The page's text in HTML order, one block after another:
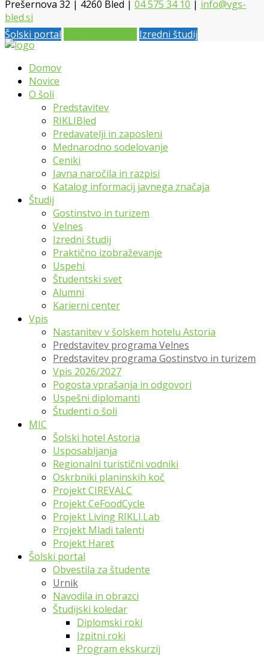
Prešernova 32 | 4260 Bled | 04 575 34 10 | info@vgs-
bled.si
Šolski portal
Izredni študij
Domov
Novice
O šoli
Predstavitev
RIKLIBled
Predavatelji in zaposleni
Mednarodno sodelovanje
Ceniki
Javna naročila in razpisi
Katalog informacij javnega značaja
Študij
Gostinstvo in turizem
Velnes
Izredni študij
Praktično izobraževanje
Uspehi
Študentski svet
Alumni
Karierni center
Vpis
Nastanitev v šolskem hotelu Astoria
Predstavitev programa Velnes
Predstavitev programa Gostinstvo in turizem
Vpis 2026/2027
Pogosta vprašanja in odgovori
Uspešni diplomanti
Študenti o šoli
MIC
Šolski hotel Astoria
Usposabljanja
Regionalni turistični vodniki
Oskrbniki planinskih koč
Projekt CIREVALC
Projekt CeFoodCycle
Projekt Living RIKLI.Lab
Projekt Mladi talenti
Projekt Haret
Šolski portal
Obvestila za študente
Urnik
Navodila in obrazci
Študijski koledar
Diplomski roki
Izpitni roki
Program ekskurzij